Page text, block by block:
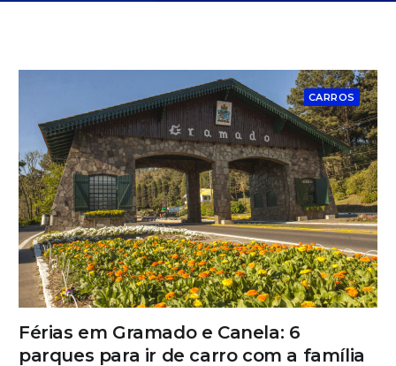
CARROS
Férias em Gramado e Canela: 6
parques para ir de carro com a família